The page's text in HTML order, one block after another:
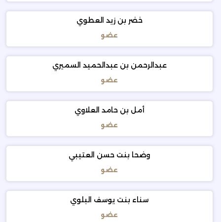
خضر بن زيد العطوي
عضو
عبدالرحمن بن عبدالحميد السميري
عضو
أمل بن حامد العلاوي
عضو
وضحا بنت حسن العتيبي
عضو
سناء بنت يوسف البلوي
عضو